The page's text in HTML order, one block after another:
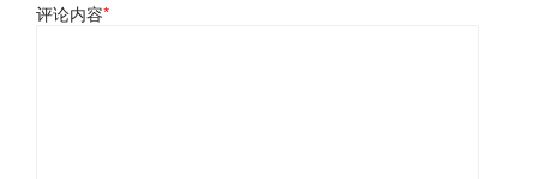
评论内容*